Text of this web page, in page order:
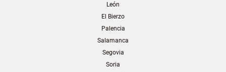
León
El Bierzo
Palencia
Salamanca
Segovia
Soria